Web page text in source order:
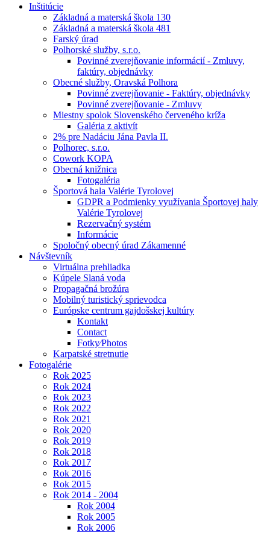
Inštitúcie
Základná a materská škola 130
Základná a materská škola 481
Farský úrad
Polhorské služby, s.r.o.
Povinné zverejňovanie informácií - Zmluvy,
faktúry, objednávky
Obecné služby, Oravská Polhora
Povinné zverejňovanie - Faktúry, objednávky
Povinné zverejňovanie - Zmluvy
Miestny spolok Slovenského červeného kríža
Galéria z aktivít
2% pre Nadáciu Jána Pavla II.
Polhorec, s.r.o.
Cowork KOPA
Obecná knižnica
Fotogaléria
Športová hala Valérie Tyrolovej
GDPR a Podmienky využívania Športovej haly
Valérie Tyrolovej
Rezervačný systém
Informácie
Spoločný obecný úrad Zákamenné
Návštevník
Virtuálna prehliadka
Kúpele Slaná voda
Propagačná brožúra
Mobilný turistický sprievodca
Európske centrum gajdošskej kultúry
Kontakt
Contact
Fotky⁄Photos
Karpatské stretnutie
Fotogalérie
Rok 2025
Rok 2024
Rok 2023
Rok 2022
Rok 2021
Rok 2020
Rok 2019
Rok 2018
Rok 2017
Rok 2016
Rok 2015
Rok 2014 - 2004
Rok 2004
Rok 2005
Rok 2006